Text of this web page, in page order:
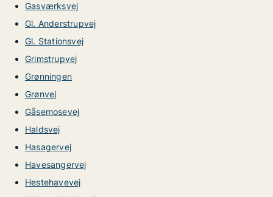
Gasværksvej
Gl. Anderstrupvej
Gl. Stationsvej
Grimstrupvej
Grønningen
Grønvej
Gåsemosevej
Haldsvej
Hasagervej
Havesangervej
Hestehavevej